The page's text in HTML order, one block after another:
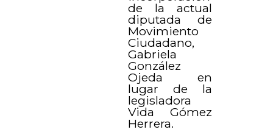
de la actual
diputada de
Movimiento
Ciudadano,
Gabriela
González
Ojeda en
lugar de la
legisladora
Vida Gómez
Herrera.